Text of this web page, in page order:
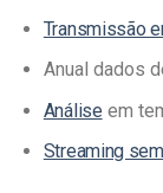
Transmissão
Anual dados
Análise em
Streaming